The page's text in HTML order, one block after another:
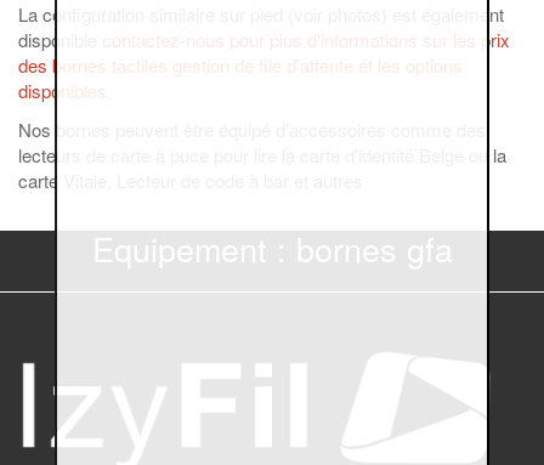
La configuration similaire sur pied (voir photos) est également
disponible contactez-nous pour plus d'informations sur les prix
des bornes tactiles gestion de file d'attente et les options
disponibles
Nos bornes peuvent être équipé d'accessoires comme des
lecteurs de carte à puce pour lire la carte d'identité Belge ou la
carte Vitale, Lecteur de code à bar et autres
Equipement : bornes gfa